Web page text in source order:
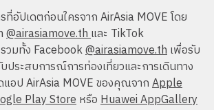
อัปเดตก่อนใครจาก AirAsia MOVE โดย
@airasiamove.thและ TikTok
รวมทั้ง Facebook@airasiamove.thเพื่อรับ
ประสบการณ์การท่องเที่ยวและการเดินทาง
แอป AirAsia MOVE ของคุณจากApple
Play StoreหรือHuawei AppGallery